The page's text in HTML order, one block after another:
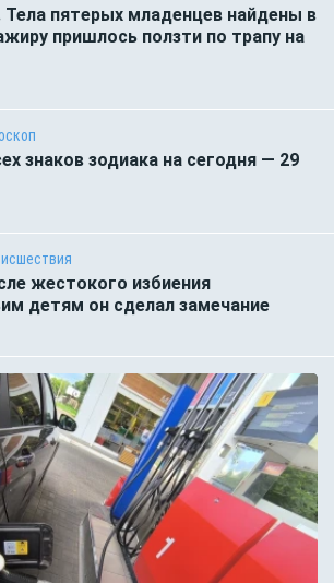
Тела пятерых младенцев найдены в
пришлось ползти по трапу на
знаков зодиака на сегодня — 29
жестокого избиения
детям он сделал замечание